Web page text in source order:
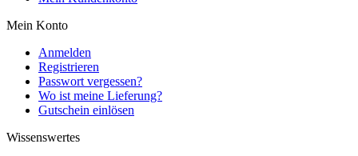
Mein Konto
Anmelden
Registrieren
Passwort vergessen?
Wo ist meine Lieferung?
Gutschein einlösen
Wissenswertes